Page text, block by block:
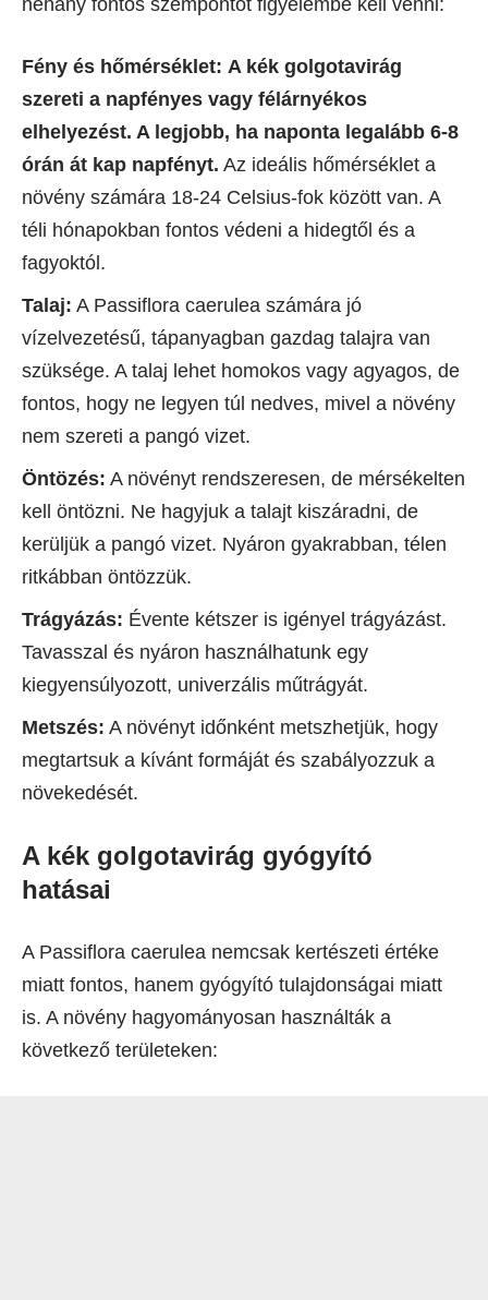
Fény és hőmérséklet: A kék golgotavirág
szereti a napfényes vagy félárnyékos
elhelyezést. A legjobb, ha naponta legalább 6-8
órán át kap napfényt. Az ideális hőmérséklet a
növény számára 18-24 Celsius-fok között van. A
téli hónapokban fontos védeni a hidegtől és a
fagyoktól.
Talaj: A Passiflora caerulea számára jó
vízelvezetésű, tápanyagban gazdag talajra van
szüksége. A talaj lehet homokos vagy agyagos, de
fontos, hogy ne legyen túl nedves, mivel a növény
nem szereti a pangó vizet.
Öntözés: A növényt rendszeresen, de mérsékelten
kell öntözni. Ne hagyjuk a talajt kiszáradni, de
kerüljük a pangó vizet. Nyáron gyakrabban, télen
ritkábban öntözzük.
Trágyázás: Évente kétszer is igényel trágyázást.
Tavasszal és nyáron használhatunk egy
kiegyensúlyozott, univerzális műtrágyát.
Metszés: A növényt időnként metszhetjük, hogy
megtartsuk a kívánt formáját és szabályozzuk a
növekedését.
A kék golgotavirág gyógyító
hatásai
A Passiflora caerulea nemcsak kertészeti értéke
miatt fontos, hanem gyógyító tulajdonságai miatt
is. A növény hagyományosan használták a
következő területeken: